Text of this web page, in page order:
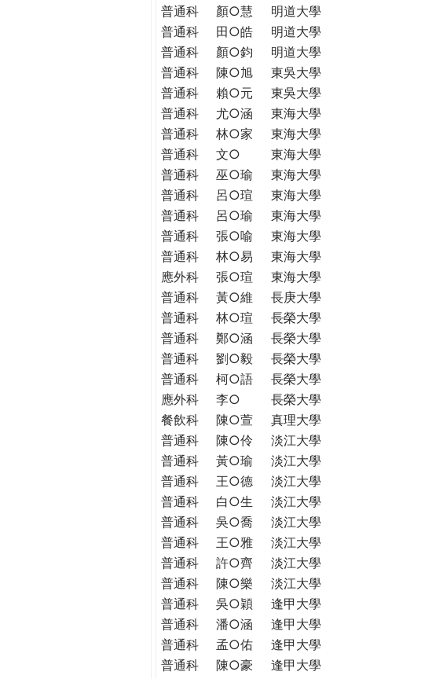
普通科
顏○慧 明道大學
普通科
田○皓 明道大學
普通科
顏○鈞 明道大學
普通科
陳○旭 東吳大學
普通科
賴○元 東吳大學
普通科
尤○涵 東海大學
普通科
林○家 東海大學
普通科
文○ 東海大學
普通科
巫○瑜 東海大學
普通科
呂○瑄 東海大學
普通科
呂○瑜 東海大學
普通科
張○喻 東海大學
普通科
林○易 東海大學
應外科
張○瑄 東海大學
普通科
黃○維 長庚大學
普通科
林○瑄 長榮大學
普通科
鄭○涵 長榮大學
普通科
劉○毅 長榮大學
普通科
柯○語 長榮大學
應外科
李○ 長榮大學
餐飲科
陳○萱 真理大學
普通科
陳○伶 淡江大學
普通科
黃○瑜 淡江大學
普通科
王○德 淡江大學
普通科
白○生 淡江大學
普通科
吳○喬 淡江大學
普通科
王○雅 淡江大學
普通科
許○齊 淡江大學
普通科
陳○樂 淡江大學
普通科
吳○穎 逢甲大學
普通科
潘○涵 逢甲大學
普通科
孟○佑 逢甲大學
普通科
陳○豪 逢甲大學